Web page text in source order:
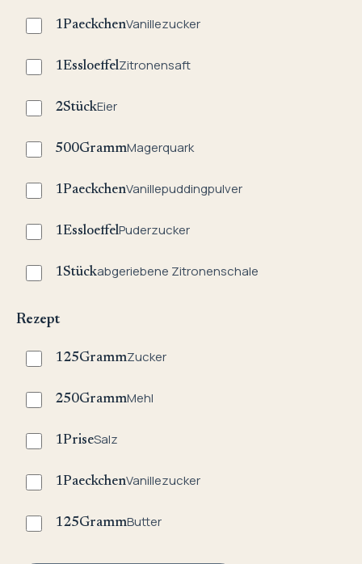
1PaeckchenVanillezucker
1EssloeffelZitronensaft
2StückEier
500GrammMagerquark
1PaeckchenVanillepuddingpulver
1EssloeffelPuderzucker
1Stückabgeriebene Zitronenschale
Rezept
125GrammZucker
250GrammMehl
1PriseSalz
1PaeckchenVanillezucker
125GrammButter